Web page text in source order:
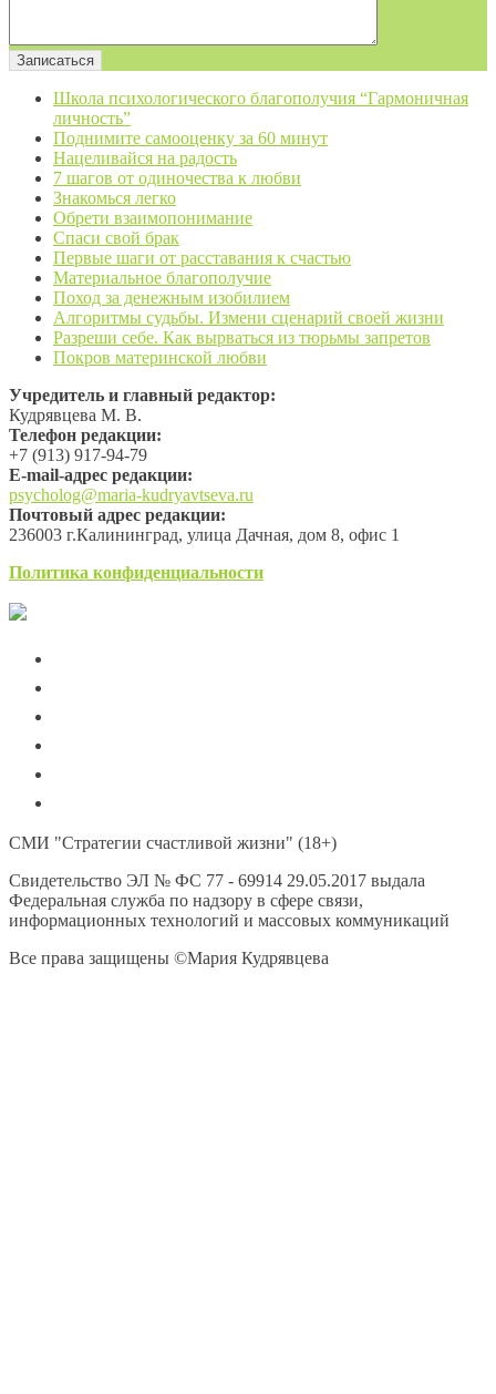
Школа психологического благополучия “Гармоничная
личность”
Поднимите самооценку за 60 минут
Нацеливайся на радость
7 шагов от одиночества к любви
Знакомься легко
Обрети взаимопонимание
Спаси свой брак
Первые шаги от расставания к счастью
Материальное благополучие
Поход за денежным изобилием
Алгоритмы судьбы. Измени сценарий своей жизни
Разреши себе. Как вырваться из тюрьмы запретов
Покров материнской любви
Учредитель и главный редактор:
Кудрявцева М. В.
Телефон редакции:
+7 (913) 917-94-79
Е-mail-адрес редакции:
psycholog@maria-kudryavtseva.ru
Почтовый адрес редакции:
236003 г.Калининград, улица Дачная, дом 8, офис 1
Политика конфиденциальности
СМИ "Стратегии счастливой жизни" (18+)
Свидетельство ЭЛ № ФС 77 - 69914 29.05.2017 выдала
Федеральная служба по надзору в сфере связи,
информационных технологий и массовых коммуникаций
Все права защищены ©Мария Кудрявцева